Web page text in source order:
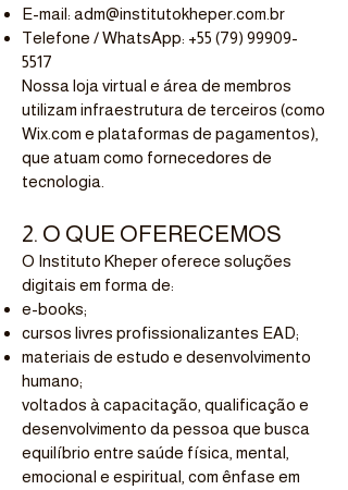
E-mail: adm@institutokheper.com.br
Telefone / WhatsApp: +55 (79) 99909-
5517
Nossa loja virtual e área de membros
utilizam infraestrutura de terceiros (como
Wix.com e plataformas de pagamentos),
que atuam como fornecedores de
tecnologia.
2. O QUE OFERECEMOS
O Instituto Kheper oferece soluções
digitais em forma de:
e-books;
cursos livres profissionalizantes EAD;
materiais de estudo e desenvolvimento
humano;
voltados à capacitação, qualificação e
desenvolvimento da pessoa que busca
equilíbrio entre saúde física, mental,
emocional e espiritual, com ênfase em